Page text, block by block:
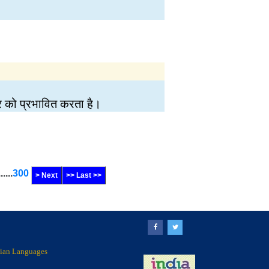
प्रभावित करता है।
300 > Next >> Last >>
Languages